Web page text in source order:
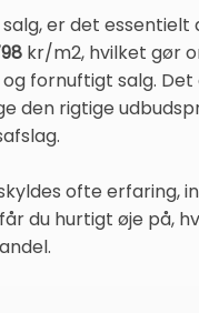
er det
kr/m2, hvilket gør
fornuftigt salg.
den rigtige
ofte erfaring,
du hurtigt øje på,